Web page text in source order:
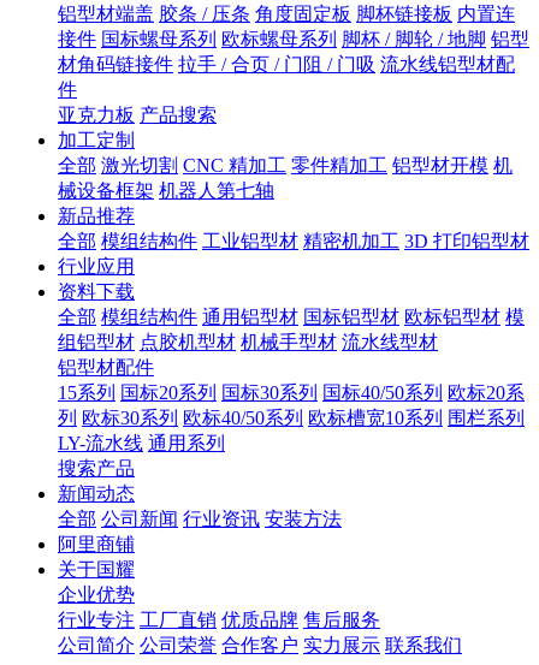
铝型材端盖 胶条 / 压条 角度固定板 脚杯链接板 内置连
接件 国标螺母系列 欧标螺母系列 脚杯 / 脚轮 / 地脚 铝型
材角码链接件 拉手 / 合页 / 门阻 / 门吸 流水线铝型材配
件
亚克力板 产品搜索
加工定制
全部 激光切割 CNC 精加工 零件精加工 铝型材开模 机
械设备框架 机器人第七轴
新品推荐
全部 模组结构件 工业铝型材 精密机加工 3D 打印铝型材
行业应用
资料下载
全部 模组结构件 通用铝型材 国标铝型材 欧标铝型材 模
组铝型材 点胶机型材 机械手型材 流水线型材
铝型材配件
15系列 国标20系列 国标30系列 国标40/50系列 欧标20系
列 欧标30系列 欧标40/50系列 欧标槽宽10系列 围栏系列
LY-流水线 通用系列
搜索产品
新闻动态
全部 公司新闻 行业资讯 安装方法
阿里商铺
关于国耀
企业优势
行业专注 工厂直销 优质品牌 售后服务
公司简介 公司荣誉 合作客户 实力展示 联系我们